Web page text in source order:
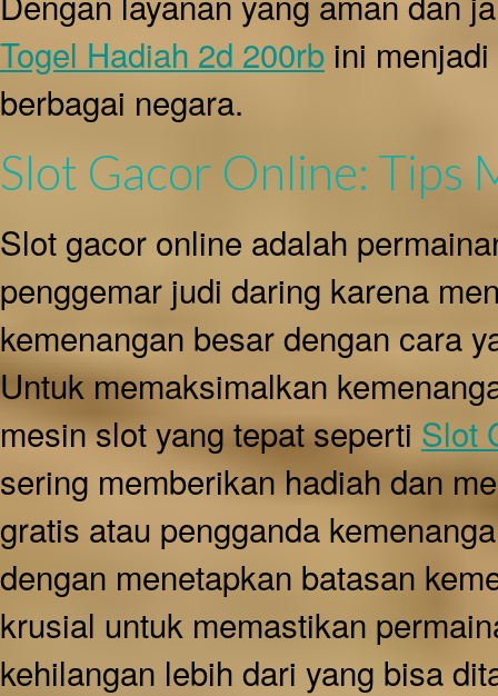
Togel Hadiah 2d 200rb ini
berbagai negara.
Slot Gacor Online: Tips
Slot gacor online adalah
penggemar judi daring karena
kemenangan besar dengan cara
Untuk memaksimalkan
mesin slot yang tepat seperti Slot
sering memberikan hadiah dan
gratis atau pengganda
dengan menetapkan batasan
krusial untuk memastikan
kehilangan lebih dari yang bisa